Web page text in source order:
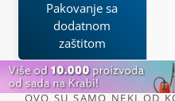
Pakovanje sa
dodatnom
zaštitom
OVO SU SAMO NEKI OD